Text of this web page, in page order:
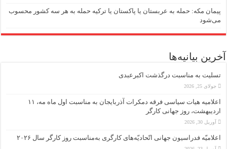
پیمان مکه: حمله به عربستان یا پاکستان یا ترکیه حمله به هر سه کشور محسوب
می‌شود
آخرین بیانیه‌ها
تسلیت به مناسبت درگذشت اکبرعبدی
جولای 25, 2026
اعلامیه هیات سیاسی فرقه دمکرات آذربایجان به مناسبت اول ماه مه، ۱۱
اردیبهشت، روز جهانی کارگر
آوریل 30, 2026
اعلامیّه فدراسیون جهانی اتّحادیّه‌های کارگری به‌مناسبت روز کارگر سال ۲۰۲۶